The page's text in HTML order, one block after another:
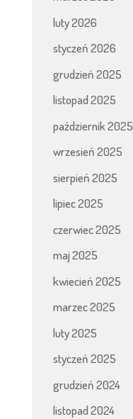
luty 2026
styczeń 2026
grudzień 2025
listopad 2025
październik 2025
wrzesień 2025
sierpień 2025
lipiec 2025
czerwiec 2025
maj 2025
kwiecień 2025
marzec 2025
luty 2025
styczeń 2025
grudzień 2024
listopad 2024